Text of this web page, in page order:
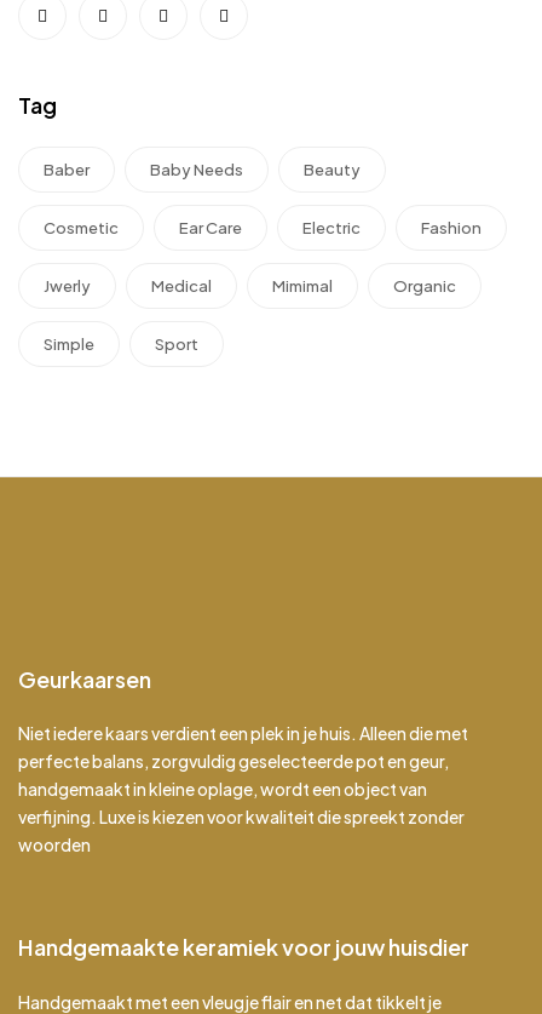
Tag
Baber Baby Needs Beauty
Cosmetic Ear Care Electric Fashion
Jwerly Medical Mimimal Organic
Simple Sport
Geurkaarsen
Niet iedere kaars verdient een plek in je huis. Alleen die met
perfecte balans, zorgvuldig geselecteerde pot en geur,
handgemaakt in kleine oplage, wordt een object van
verfijning. Luxe is kiezen voor kwaliteit die spreekt zonder
woorden
Handgemaakte keramiek voor jouw huisdier
Handgemaakt met een vleugje flair en net dat tikkeltje